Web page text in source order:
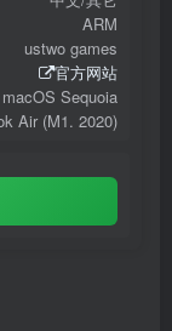
ARM
ustwo games
官方网站
macOS Sequoia
Air (M1. 2020)